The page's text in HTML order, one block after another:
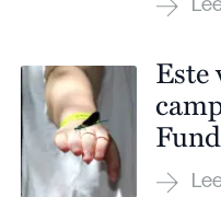
Este